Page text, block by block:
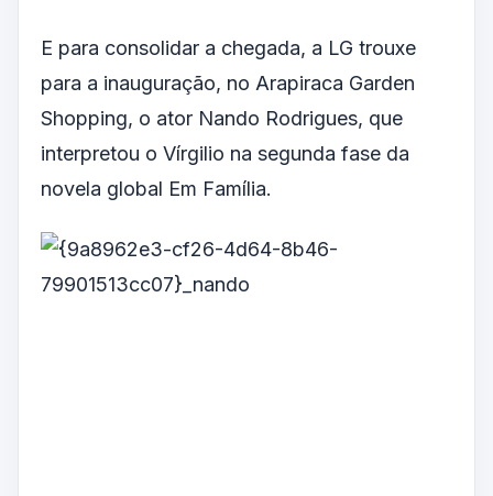
E para consolidar a chegada, a LG trouxe
para a inauguração, no Arapiraca Garden
Shopping, o ator Nando Rodrigues, que
interpretou o Vírgilio na segunda fase da
novela global Em Família.